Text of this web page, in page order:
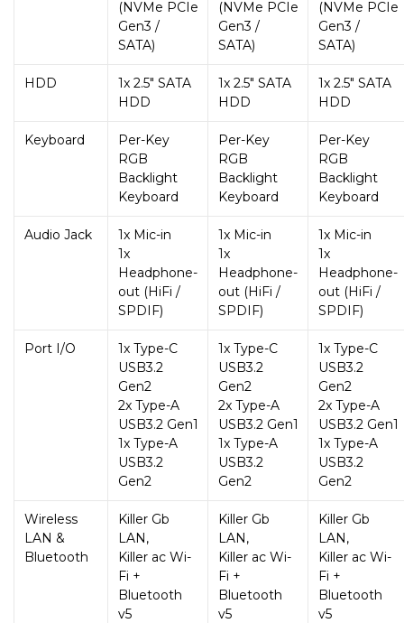
(NVMe PCIe
Gen3 /
SATA)
(NVMe PCIe
Gen3 /
SATA)
(NVMe PCIe
Gen3 /
SATA)
HDD
1x 2.5″ SATA
HDD
1x 2.5″ SATA
HDD
1x 2.5″ SATA
HDD
Keyboard
Per-Key
RGB
Backlight
Keyboard
Per-Key
RGB
Backlight
Keyboard
Per-Key
RGB
Backlight
Keyboard
Audio Jack
1x Mic-in
1x
Headphone-
out (HiFi /
SPDIF)
1x Mic-in
1x
Headphone-
out (HiFi /
SPDIF)
1x Mic-in
1x
Headphone-
out (HiFi /
SPDIF)
Port I/O
1x Type-C
USB3.2
Gen2
2x Type-A
USB3.2 Gen1
1x Type-A
USB3.2
Gen2
1x Type-C
USB3.2
Gen2
2x Type-A
USB3.2 Gen1
1x Type-A
USB3.2
Gen2
1x Type-C
USB3.2
Gen2
2x Type-A
USB3.2 Gen1
1x Type-A
USB3.2
Gen2
Wireless
LAN &
Bluetooth
Killer Gb
LAN,
Killer ac Wi-
Fi +
Bluetooth
v5
Killer Gb
LAN,
Killer ac Wi-
Fi +
Bluetooth
v5
Killer Gb
LAN,
Killer ac Wi-
Fi +
Bluetooth
v5